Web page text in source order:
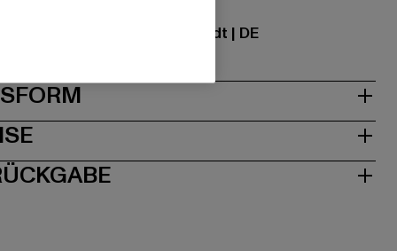
7 | 64372 Ober-Ramstadt | DE
PASSFORM